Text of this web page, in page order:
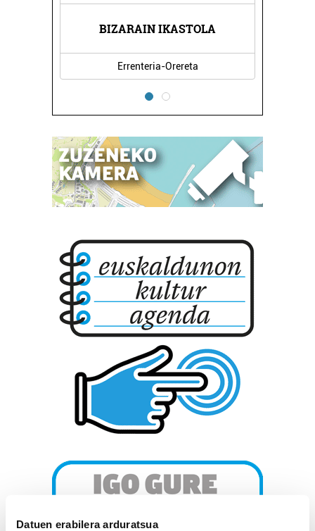
Datuen erabilera arduratsua
BIZARAIN IKASTOLA
Errenteria-Orereta